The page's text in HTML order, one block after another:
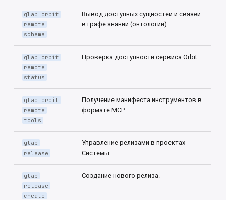
glab orbit
remote
schema
Вывод доступных сущностей и связей
в графе знаний (онтологии).
glab orbit
remote
status
Проверка доступности сервиса Orbit.
glab orbit
remote
tools
Получение манифеста инструментов в
формате MCP.
glab
release
Управление релизами в проектах
Системы.
glab
release
create
Создание нового релиза.